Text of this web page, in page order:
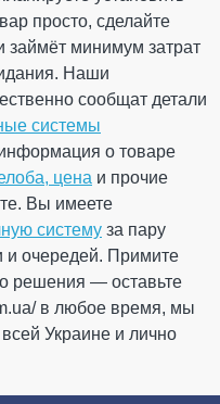
Скидка 67.62
грн
просто, сделайте
займёт минимум затрат
Наши
сообщат детали
системы
о товаре
цена и прочие
Вы имеете
систему за пару
и очередей. Примите
решения — оставьте
в любое время, мы
Украине и лично